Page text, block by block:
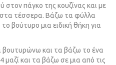
πάγκο της κουζίνας και με
τέσσερα. Βάζω τα φύλλα
βούτυρο μια ειδική θήκη για
και τα βάζω το ένα
και τα βάζω σε μια από τις